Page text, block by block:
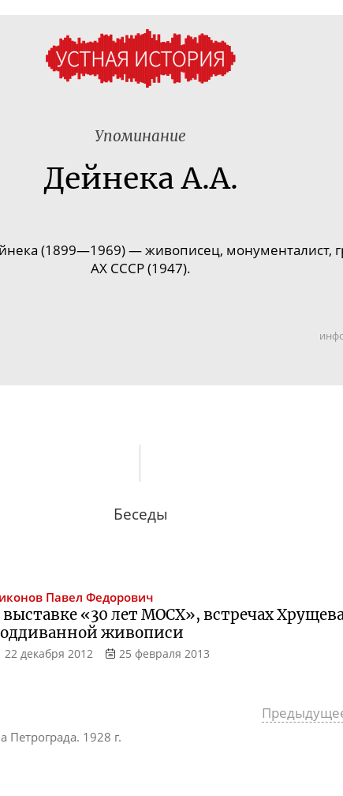
Упоминание
Дейнека А.А.
(1899—1969) — живописец, монументалист,
АХ СССР (1947).
Беседы
Павел Федорович
выставке «30 лет МОСХ», встречах
живописи
22 декабря 2012 25 февраля 2013
Петрограда. 1928 г.